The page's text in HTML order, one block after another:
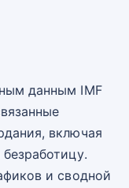
данным IMF
включая
и сводной